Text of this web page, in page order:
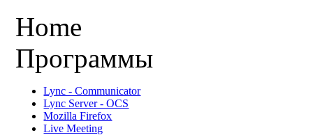
Home
Программы
Lync - Communicator
Lync Server - OCS
Mozilla Firefox
Live Meeting